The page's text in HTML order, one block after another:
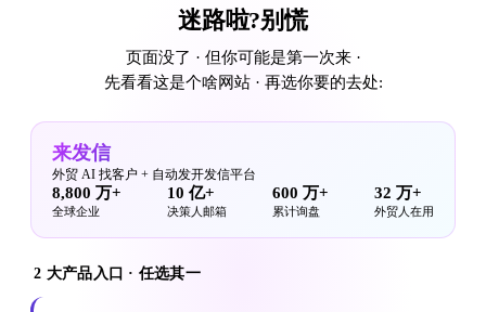
迷路啦?别慌
页面没了 · 但你可能是第一次来 ·
先看看这是个啥网站 · 再选你要的去处:
来发信
外贸 AI 找客户 + 自动发开发信平台
8,800 万+
全球企业
10 亿+
决策人邮箱
600 万+
累计询盘
32 万+
外贸人在用
2 大产品入口 · 任选其一